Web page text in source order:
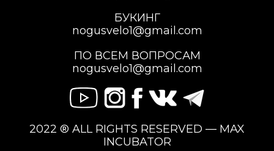
БУКИНГ
nogusvelo1@gmail.com
ПО ВСЕМ ВОПРОСАМ
nogusvelo1@gmail.com
2022 ® ALL RIGHTS RESERVED — MAX
INCUBATOR